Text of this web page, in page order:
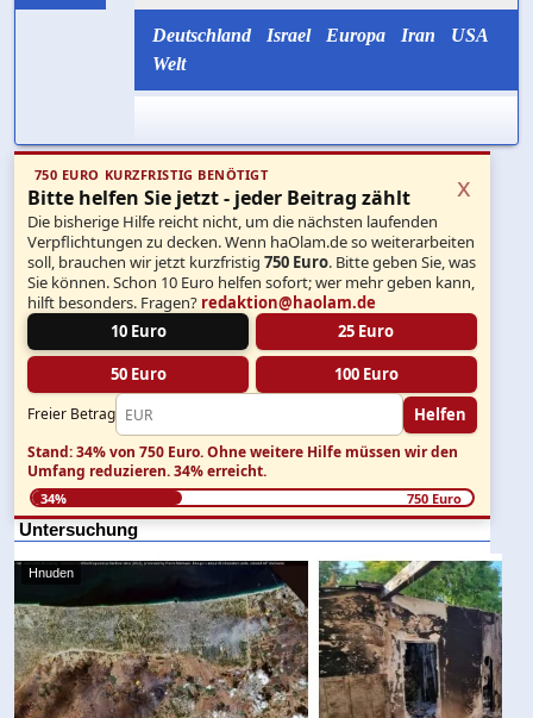
Deutschland Israel Europa Iran
USA
Welt
750 EURO KURZFRISTIG BENÖTIGT
Bitte helfen Sie jetzt - jeder Beitrag zählt
Die bisherige Hilfe reicht nicht, um die nächsten laufenden
Verpflichtungen zu decken. Wenn haOlam.de so weiterarbeiten
soll, brauchen wir jetzt kurzfristig750 Euro. Bitte geben Sie, was
Sie können. Schon 10 Euro helfen sofort; wer mehr geben kann,
hilft besonders. Fragen? redaktion@haolam.de
10 Euro
25 Euro
50 Euro 100 Euro
Freier Betrag Helfen
x
Stand: 34% von 750 Euro.Ohne weitere Hilfe müssen wir den
Umfang reduzieren.34% erreicht.
34% 750 Euro
Untersuchung
Hnuden